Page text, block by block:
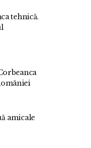
tehnică.
amicale